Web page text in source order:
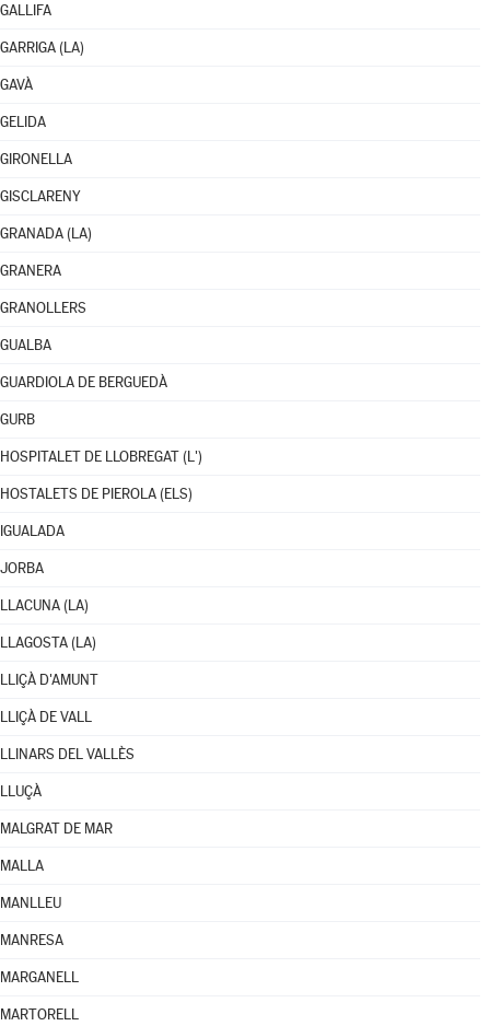
GALLIFA
GARRIGA (LA)
GAVÀ
GELIDA
GIRONELLA
GISCLARENY
GRANADA (LA)
GRANERA
GRANOLLERS
GUALBA
GUARDIOLA DE BERGUEDÀ
GURB
HOSPITALET DE LLOBREGAT (L')
HOSTALETS DE PIEROLA (ELS)
IGUALADA
JORBA
LLACUNA (LA)
LLAGOSTA (LA)
LLIÇÀ D'AMUNT
LLIÇÀ DE VALL
LLINARS DEL VALLÈS
LLUÇÀ
MALGRAT DE MAR
MALLA
MANLLEU
MANRESA
MARGANELL
MARTORELL